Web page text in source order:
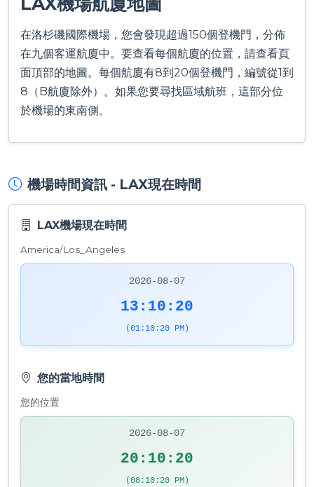
在洛杉磯國際機場，您會發現超過150個登機門，分佈
在九個客運航廈中。要查看每個航廈的位置，請查看頁
面頂部的地圖。每個航廈有8到20個登機門，編號從1到
8（B航廈除外）。如果您要尋找區域航班，這部分位
於機場的東南側。
機場時間資訊 - LAX現在時間
LAX機場現在時間
America/Los_Angeles
2026-08-07
13:10:21
(01:10:21 PM)
您的當地時間
您的位置
2026-08-07
20:10:21
(08:10:21 PM)